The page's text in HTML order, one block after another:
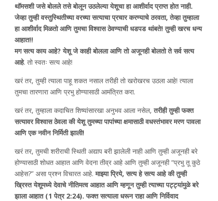
थॉमसशी जसे बोलले तसे बोलून उठलेल्या येशूचा हा आशीर्वाद प्राप्त होत नाही.
जेव्हा तुम्ही वस्तुस्थितीच्या वरच्या सत्याचा प्रचार करण्याचे ठरवता, तेव्हा तुम्हाला
हा आशीर्वाद मिळतो आणि तुमचा विश्वास ठेवण्याची धडपड थांबते! तुम्ही खरच धन्य
आहात!!
मग सत्य काय आहे? येशू जे काही बोलला आणि तो अजूनही बोलतो ते सर्व सत्य
आहे. तो स्वतः सत्य आहे!
खरं तर, तुम्ही त्याला पाहू शकत नसाल तरीही तो खरोखरच उठला आहे! त्याला
तुमचा तारणारा आणि प्रभु होण्यासाठी आमंत्रित करा.
खरं तर, तुम्हाला कदाचित शिष्यांसारखा अनुभव आला नसेल,तरीही तुम्ही फक्त
सत्यावर विश्वास ठेवला की येशू तुमच्या पापांच्या क्षमासाठी वधस्तंभावर मरण पावला
आणि एक नवीन निर्मिती झाली!
खरं तर, तुमची शरीराची स्थिती अद्याप बरी झालेली नाही आणि तुम्ही अजूनही बरे
होण्यासाठी शोधत आहात आणि वेदना तीव्र आहे आणि तुम्ही अजूनही “प्रभु तू कुठे
आहेस?” असा प्रश्न विचारत आहे.माझ्या प्रिये, सत्य हे सत्य आहे की तुम्ही
ख्रिस्त येशूमध्ये देवाचे नीतिमत्व आहात आणि म्हणून तुम्ही त्याच्या पट्ट्यांमुळे बरे
झाला आहात (1 पेत्र 2:24). फक्त सत्याला धरून राहा आणि निर्विवाद